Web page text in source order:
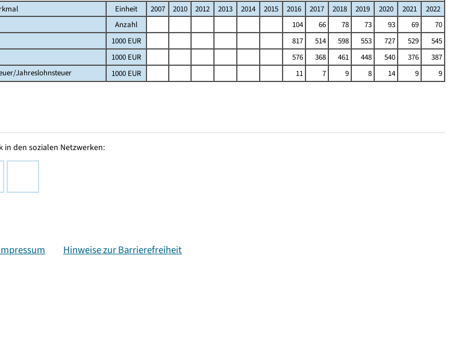
Einheit 2007 2010 2012 2013 2014 2015 2016 2017 2018 2019 2020 2021
2022
Anzahl 104 66 78 73 93 69
70
1000 EUR 817 514 598 553 727 529
545
1000 EUR 576 368 461 448 540 376
387
Jahreslohnsteuer
1000 EUR 11 7 9 8 14 9 9
in den sozialen Netzwerken:
Hinweise zur Barrierefreiheit